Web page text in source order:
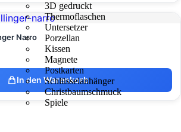
3D gedruckt
Thermoflaschen
Untersetzer
Porzellan
Kissen
Magnete
Postkarten
Schlüsselanhänger
Christbaumschmuck
Spiele
Narro
In den Warenkorb